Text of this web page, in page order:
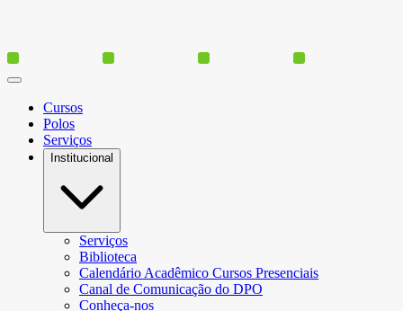
Cursos
Polos
Serviços
Institucional
Serviços
Biblioteca
Calendário Acadêmico Cursos Presenciais
Canal de Comunicação do DPO
Conheça-nos